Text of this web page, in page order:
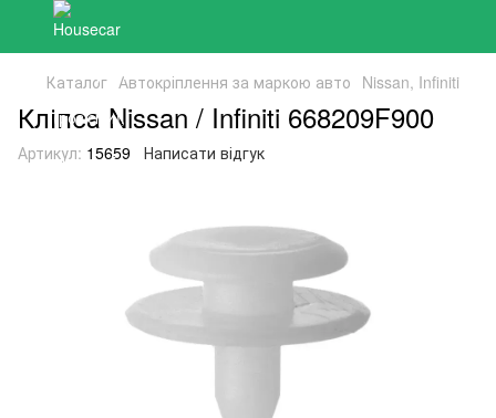
Каталог Автокріплення за маркою авто Nissan, Infiniti
Кліпса Nissan / Infiniti 668209F900
Артикул: 15659 Написати відгук